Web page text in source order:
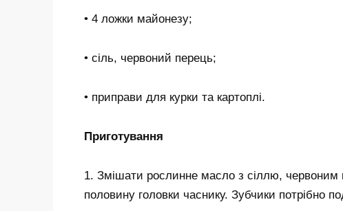
• 4 ложки майонезу;
• сіль, червоний перець;
• приправи для курки та картоплі.
Приготування
1. Змішати рослинне масло з сіллю,
половину головки часнику. Зубчики потрібно